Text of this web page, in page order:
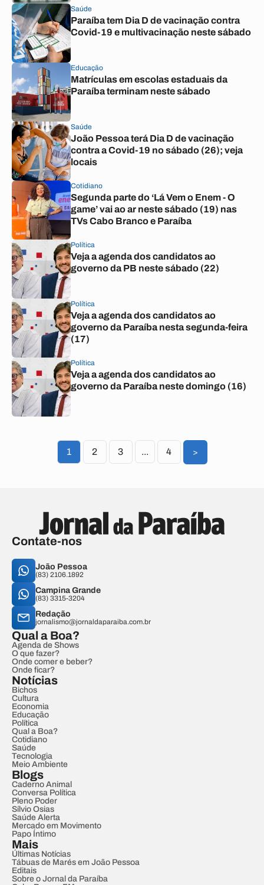
Saúde
Paraíba tem Dia D de vacinação contra
Covid-19 e multivacinação neste sábado
Educação
Matrículas em escolas estaduais da
Paraíba terminam neste sábado
Saúde
João Pessoa terá Dia D de vacinação
contra a Covid-19 no sábado (26); veja
locais
Cotidiano
Segunda parte do ‘Lá Vem o Enem - O
game’ vai ao ar neste sábado (19) nas
TVs Cabo Branco e Paraíba
Política
Veja a agenda dos candidatos ao
governo da PB neste sábado (22)
Política
Veja a agenda dos candidatos ao
governo da Paraíba nesta segunda-feira
(17)
Política
Veja a agenda dos candidatos ao
governo da Paraíba neste domingo (16)
1 2 3 ... 4 >
Contate-nos
João Pessoa
(83) 2106.1892
Campina Grande
(83) 3315-3204
Redação
jornalismo@jornaldaparaiba.com.br
Qual a Boa?
Agenda de Shows
O que fazer?
Onde comer e beber?
Onde ficar?
Notícias
Bichos
Cultura
Economia
Educação
Política
Qual a Boa?
Cotidiano
Saúde
Tecnologia
Meio Ambiente
Blogs
Caderno Animal
Conversa Política
Pleno Poder
Sílvio Osias
Saúde Alerta
Mercado em Movimento
Papo Íntimo
Mais
Últimas Notícias
Tábuas de Marés em João Pessoa
Editais
Sobre o Jornal da Paraíba